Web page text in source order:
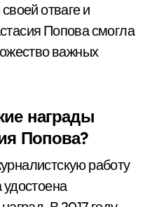
отваге и
Попова смогла
важных
награды
Попова?
работу